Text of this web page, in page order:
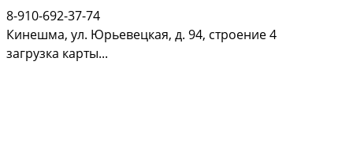
8-910-692-37-74
Кинешма, ул. Юрьевецкая, д. 94, строение 4
загрузка карты...